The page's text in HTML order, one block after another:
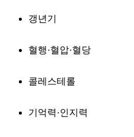
갱년기
혈행·혈압·혈당
콜레스테롤
기억력·인지력